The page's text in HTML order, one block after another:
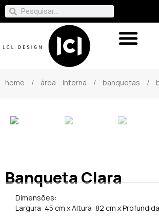
home / área interna / banquetas /
Banqueta Clara
Dimensões:
Largura: 45 cm x Altura: 82 cm x